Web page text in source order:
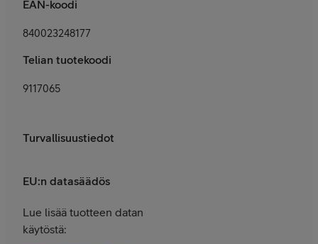
EAN-koodi
840023248177
Telian tuotekoodi
9117065
Turvallisuustiedot
EU:n datasäädös
Lue lisää tuotteen datan
käytöstä: